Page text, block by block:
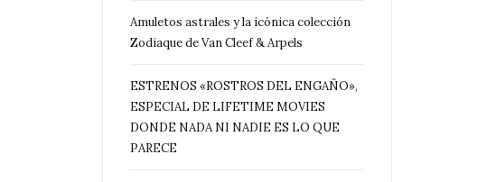
Amuletos astrales y la icónica colección
Zodiaque de Van Cleef & Arpels
ESTRENOS «ROSTROS DEL ENGAÑO»,
ESPECIAL DE LIFETIME MOVIES
DONDE NADA NI NADIE ES LO QUE
PARECE